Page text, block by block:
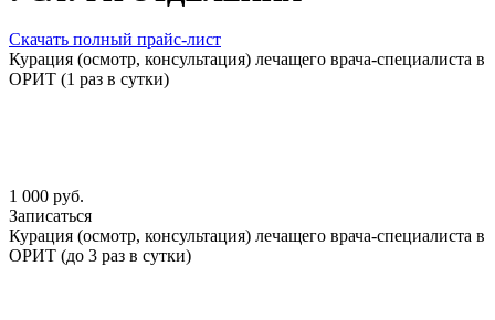
Скачать полный прайс-лист
Курация (осмотр, консультация) лечащего врача-специалиста в
ОРИТ (1 раз в сутки)
1 000 руб.
Записаться
Курация (осмотр, консультация) лечащего врача-специалиста в
ОРИТ (до 3 раз в сутки)